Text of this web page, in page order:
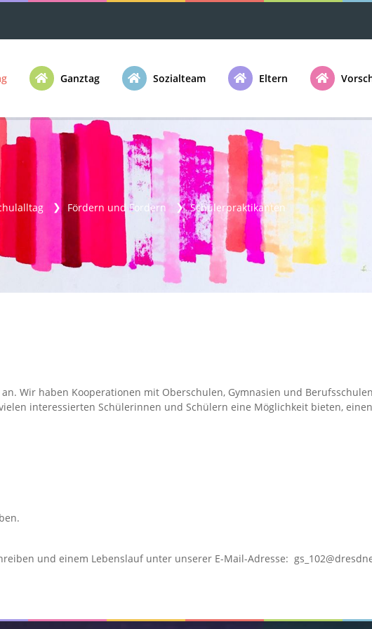
Ganztag Sozialteam Eltern
Fördern und Fordern Schülerpraktikanten
Wir haben Kooperationen mit Oberschulen, Gymnasien und
interessierten Schülerinnen und Schülern eine Möglichkeit bieten,
und einem Lebenslauf unter unserer E-Mail-Adresse: